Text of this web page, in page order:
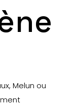
Melun ou